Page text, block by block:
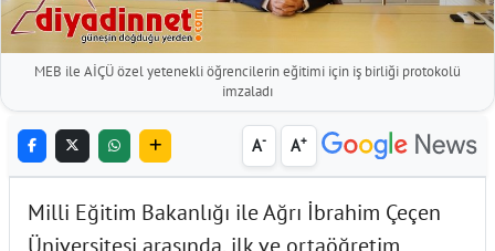
MEB ile AİÇÜ özel yetenekli öğrencilerin eğitimi için iş birliği protokolü
imzaladı
A- A+
Milli Eğitim Bakanlığı ile Ağrı İbrahim Çeçen
Üniversitesi arasında, ilk ve ortaöğretim